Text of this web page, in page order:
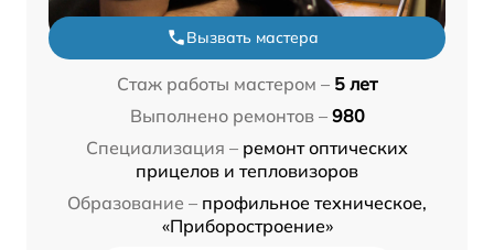
Вызвать мастера
Стаж работы мастером – 5 лет
Выполнено ремонтов – 980
Специализация – ремонт оптических
прицелов и тепловизоров
Образование – профильное техническое,
«Приборостроение»